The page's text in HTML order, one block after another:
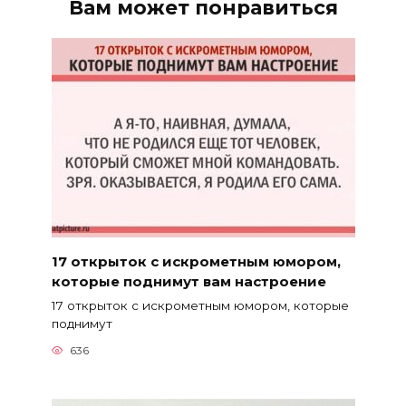
Вам может понравиться
17 открыток с искрометным юмором,
которые поднимут вам настроение
17 открыток с искрометным юмором, которые
поднимут
636